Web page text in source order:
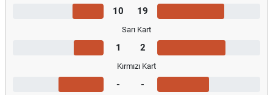
10 19
Sarı Kart
1 2
Kırmızı Kart
- -